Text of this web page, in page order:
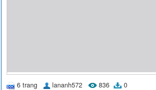
6 trang lananh572 836 0